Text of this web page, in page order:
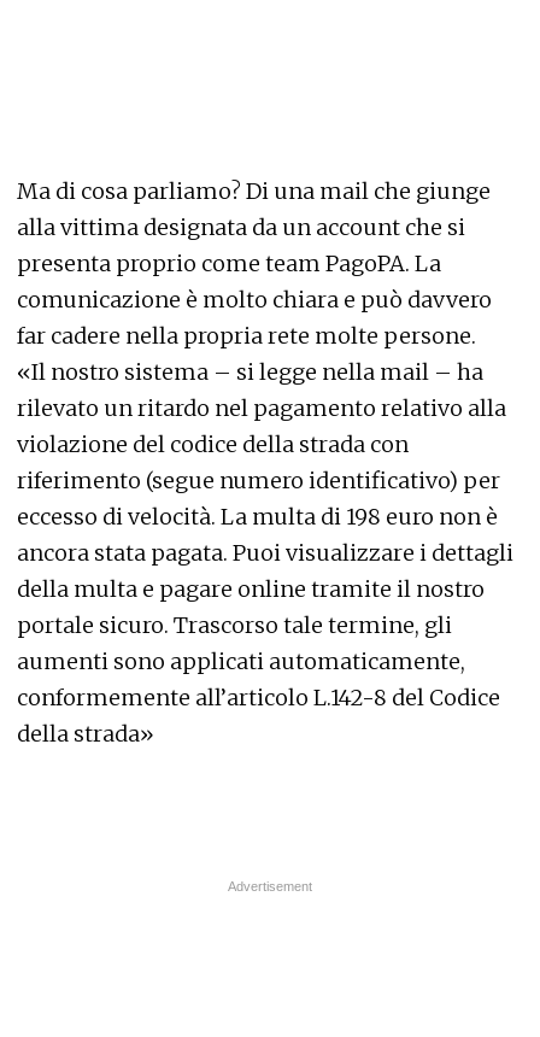
Ma di cosa parliamo? Di una mail che giunge
alla vittima designata da un account che si
presenta proprio come team PagoPA. La
comunicazione è molto chiara e può davvero
far cadere nella propria rete molte persone.
«Il nostro sistema – si legge nella mail – ha
rilevato un ritardo nel pagamento relativo alla
violazione del codice della strada con
riferimento (segue numero identificativo) per
eccesso di velocità. La multa di 198 euro non è
ancora stata pagata. Puoi visualizzare i dettagli
della multa e pagare online tramite il nostro
portale sicuro. Trascorso tale termine, gli
aumenti sono applicati automaticamente,
conformemente all’articolo L.142-8 del Codice
della strada»